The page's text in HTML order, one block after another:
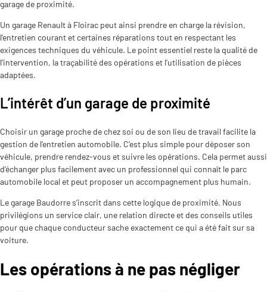
garage de proximité.
Un garage Renault à Floirac peut ainsi prendre en charge la révision,
l’entretien courant et certaines réparations tout en respectant les
exigences techniques du véhicule. Le point essentiel reste la qualité de
l’intervention, la traçabilité des opérations et l’utilisation de pièces
adaptées.
L’intérêt d’un garage de proximité
Choisir un garage proche de chez soi ou de son lieu de travail facilite la
gestion de l’entretien automobile. C’est plus simple pour déposer son
véhicule, prendre rendez-vous et suivre les opérations. Cela permet aussi
d’échanger plus facilement avec un professionnel qui connaît le parc
automobile local et peut proposer un accompagnement plus humain.
Le garage Baudorre s’inscrit dans cette logique de proximité. Nous
privilégions un service clair, une relation directe et des conseils utiles
pour que chaque conducteur sache exactement ce qui a été fait sur sa
voiture.
Les opérations à ne pas négliger